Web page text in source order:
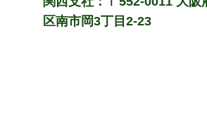
区南市岡3丁目2-23